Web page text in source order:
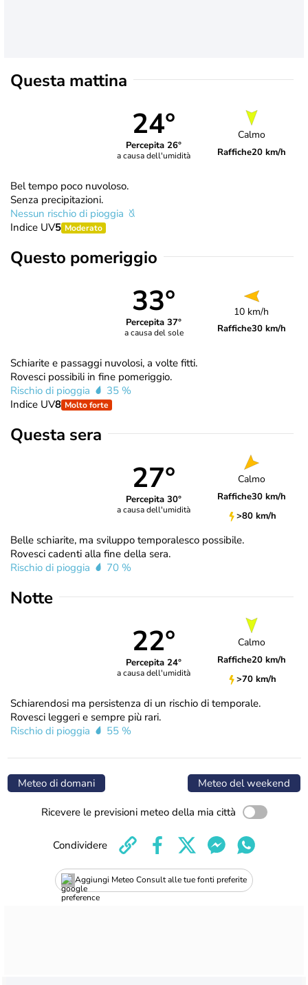
Questa mattina
24°
Percepita 26°
a causa dell'umidità
Calmo
Raffiche20 km/h
Bel tempo poco nuvoloso.
Senza precipitazioni.
Nessun rischio di pioggia
Indice UV5 Moderato
Questo pomeriggio
33°
Percepita 37°
a causa del sole
10 km/h
Raffiche30 km/h
Schiarite e passaggi nuvolosi, a volte fitti.
Rovesci possibili in fine pomeriggio.
Rischio di pioggia
35 %
Indice UV8 Molto forte
Questa sera
27°
Percepita 30°
a causa dell'umidità
Calmo
Raffiche30 km/h
>80 km/h
Belle schiarite, ma sviluppo temporalesco possibile.
Rovesci cadenti alla fine della sera.
Rischio di pioggia
70 %
Notte
22°
Percepita 24°
a causa dell'umidità
Calmo
Raffiche20 km/h
>70 km/h
Schiarendosi ma persistenza di un rischio di temporale.
Rovesci leggeri e sempre più rari.
Rischio di pioggia
55 %
Meteo di domani Meteo del weekend
Ricevere le previsioni meteo della mia città
Aggiungi Meteo Consult alle tue fonti preferite
Condividere